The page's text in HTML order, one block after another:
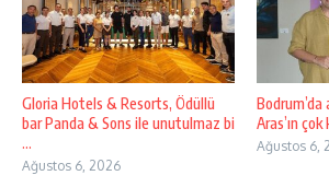
Gloria Hotels & Resorts, Ödüllü
bar Panda & Sons ile unutulmaz bi
...
Ağustos 6, 2026
Bodrum’da
Aras’ın
Ağustos 6,